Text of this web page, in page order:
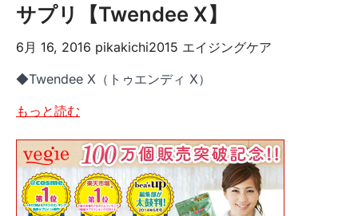
サプリ【Twendee X】
6月 16, 2016 pikakichi2015 エイジングケア
◆Twendee X（トゥエンディ X）
もっと読む